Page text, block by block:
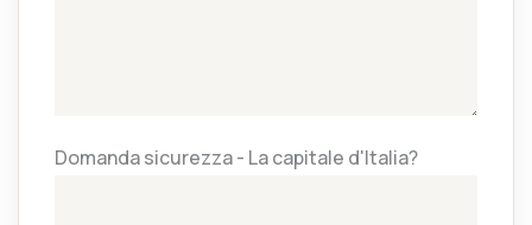
Domanda sicurezza - La capitale d'Italia?